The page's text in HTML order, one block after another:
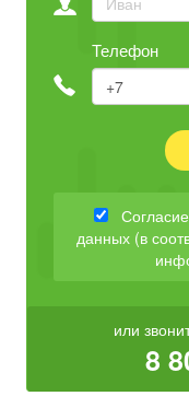
Телефон
Согласие
данных (в
или
8